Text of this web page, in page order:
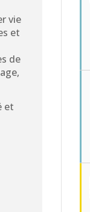
vie
et
de
et